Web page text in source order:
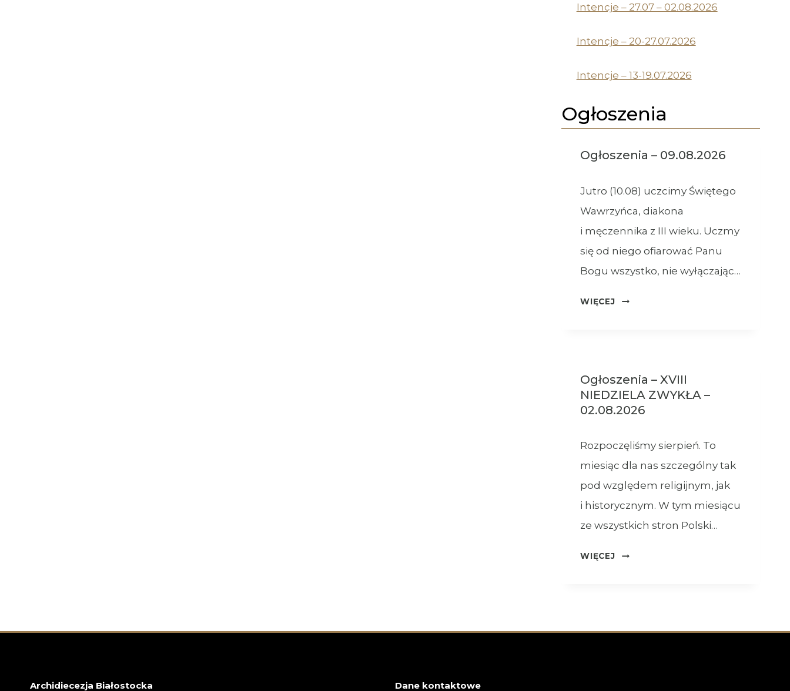
Intencje – 27.07 – 02.08.2026
Intencje – 20-27.07.2026
Intencje – 13-19.07.2026
Ogłoszenia
Ogłoszenia – 09.08.2026
Jutro (10.08) uczcimy Świętego
Wawrzyńca, diakona
i męczennika z III wieku. Uczmy
się od niego ofiarować Panu
Bogu wszystko, nie wyłączając…
WIĘCEJ
OGŁOSZENIA
Ogłoszenia – XVIII
NIEDZIELA ZWYKŁA –
02.08.2026
Rozpoczęliśmy sierpień. To
miesiąc dla nas szczególny tak
pod względem religijnym, jak
i historycznym. W tym miesiącu
ze wszystkich stron Polski…
WIĘCEJ
OGŁOSZENIA
–
Archidiecezja Białostocka Dane kontaktowe